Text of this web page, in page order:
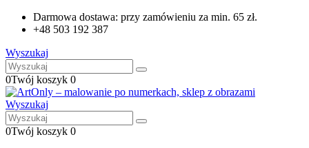
Darmowa dostawa: przy zamówieniu za min. 65 zł.
+48 503 192 387
Wyszukaj
0Twój koszyk 0
Wyszukaj
0Twój koszyk 0